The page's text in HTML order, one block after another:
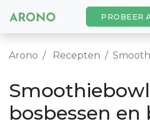
PROBEER
Arono Recepten
bosbessen en